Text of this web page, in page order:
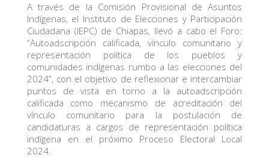
A través de la Comisión Provisional de Asuntos
Indígenas, el Instituto de Elecciones y Participación
Ciudadana (IEPC) de Chiapas, llevó a cabo el Foro:
“Autoadscripción calificada, vínculo comunitario y
representación política de los pueblos y
comunidades indígenas rumbo a las elecciones del
2024”, con el objetivo de reflexionar e intercambiar
puntos de vista en torno a la autoadscripción
calificada como mecanismo de acreditación del
vínculo comunitario para la postulación de
candidaturas a cargos de representación política
indígena en el próximo Proceso Electoral Local
2024.